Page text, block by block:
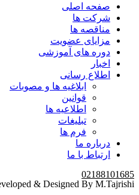
صفحه اصلی
شرکت ها
مناقصه ها
مزایای عضویت
دوره های آموزشی
اخبار
اطلاع رسانی
ابلاغیه ها و مصوبات
قوانین
اطلاعیه ها
تبلیغات
فرم ها
درباره ما
ارتباط با ما
02188101685
& Designed By M.Tajrishi